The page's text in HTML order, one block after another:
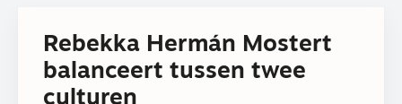
Rebekka Hermán Mostert
balanceert tussen twee
culturen